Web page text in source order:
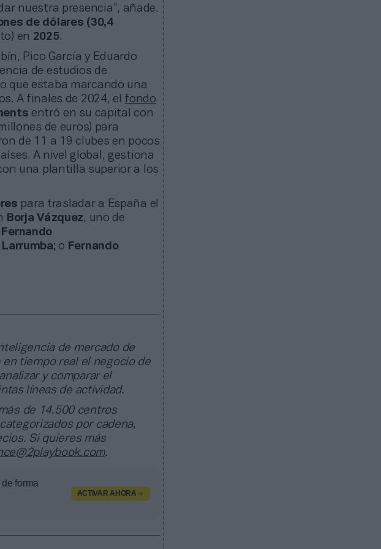
nuestra presencia”, añade.
de dólares (30,4
en 2025.
Pico García y Eduardo
de estudios de
que estaba marcando una
A finales de 2024, el fondo
entró en su capital con
de euros) para
de 11 a 19 clubes en pocos
A nivel global, gestiona
una plantilla superior a los
para trasladar a España el
Borja Vázquez, uno de
Fernando
Larrumba; o Fernando
de mercado de
tiempo real el negocio de
y comparar el
líneas de actividad.
de 14.500 centros
por cadena,
Si quieres más
.
forma
ACTIVAR AHORA